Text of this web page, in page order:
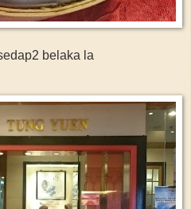
belaka la